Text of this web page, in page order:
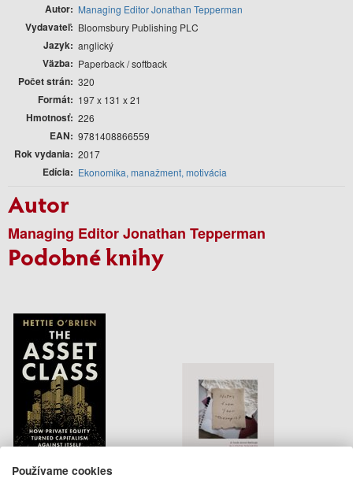
Autor Managing Editor Jonathan Tepperman
Vydavateľ Bloomsbury Publishing PLC
Jazyk anglický
Väzba Paperback / softback
Počet strán 320
Formát 197 x 131 x 21
Hmotnosť 226
EAN 9781408866559
Rok vydania 2017
Edícia Ekonomika, manažment, motivácia
Autor
Managing Editor Jonathan Tepperman
Podobné knihy
The Asset Class
Používame cookies